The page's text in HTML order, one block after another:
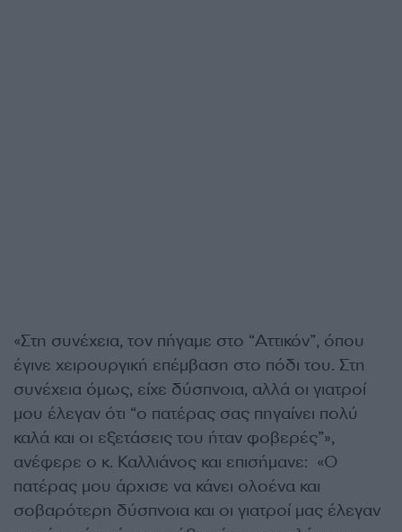
«Στη συνέχεια, τον πήγαμε στο “Αττικόν”, όπου
έγινε χειρουργική επέμβαση στο πόδι του. Στη
συνέχεια όμως, είχε δύσπνοια, αλλά οι γιατροί
μου έλεγαν ότι “ο πατέρας σας πηγαίνει πολύ
καλά και οι εξετάσεις του ήταν φοβερές”»,
ανέφερε ο κ. Καλλιάνος και επισήμανε: «Ο
πατέρας μου άρχισε να κάνει ολοένα και
σοβαρότερη δύσπνοια και οι γιατροί μας έλεγαν